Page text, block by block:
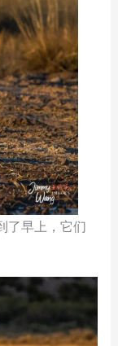
了早上，它们